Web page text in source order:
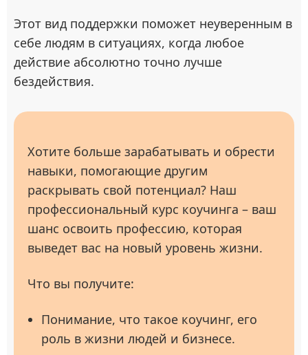
Этот вид поддержки поможет неуверенным в
себе людям в ситуациях, когда любое
действие абсолютно точно лучше
бездействия.
Хотите больше зарабатывать и обрести
навыки, помогающие другим
раскрывать свой потенциал? Наш
профессиональный курс коучинга – ваш
шанс освоить профессию, которая
выведет вас на новый уровень жизни.
Что вы получите:
Понимание, что такое коучинг, его
роль в жизни людей и бизнесе.